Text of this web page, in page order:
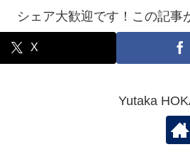
シェア大歓迎です！この記事
X
Yutaka